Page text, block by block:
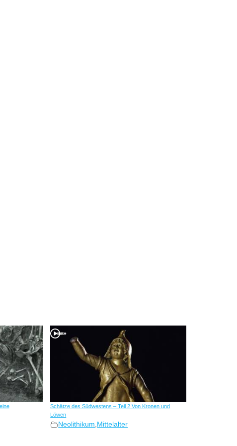
Schätze des Südwestens – Teil 2 Von Kronen und
Löwen
Neolithikum,Mittelalter